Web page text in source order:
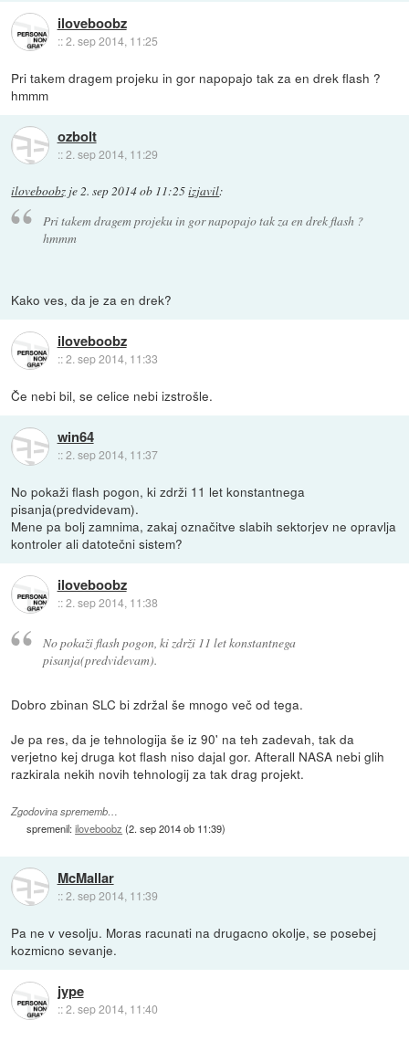
iloveboobz
::2. sep 2014, 11:25
Pri takem dragem projeku in gor napopajo tak za en drek flash ?
hmmm
ozbolt
::2. sep 2014, 11:29
iloveboobz je 2. sep 2014 ob 11:25izjavil:
Pri takem dragem projeku in gor napopajo tak za en drek flash ?
hmmm
Kako ves, da je za en drek?
iloveboobz
::2. sep 2014, 11:33
Če nebi bil, se celice nebi izstrošle.
win64
::2. sep 2014, 11:37
No pokaži flash pogon, ki zdrži 11 let konstantnega
pisanja(predvidevam).
Mene pa bolj zamnima, zakaj označitve slabih sektorjev ne opravlja
kontroler ali datotečni sistem?
iloveboobz
::2. sep 2014, 11:38
No pokaži flash pogon, ki zdrži 11 let konstantnega
pisanja(predvidevam).
Dobro zbinan SLC bi zdržal še mnogo več od tega.
Je pa res, da je tehnologija še iz 90' na teh zadevah, tak da
verjetno kej druga kot flash niso dajal gor. Afterall NASA nebi glih
razkirala nekih novih tehnologij za tak drag projekt.
Zgodovina sprememb…
spremenil:iloveboobz (2. sep 2014 ob 11:39)
McMallar
::2. sep 2014, 11:39
Pa ne v vesolju. Moras racunati na drugacno okolje, se posebej
kozmicno sevanje.
jype
::2. sep 2014, 11:40